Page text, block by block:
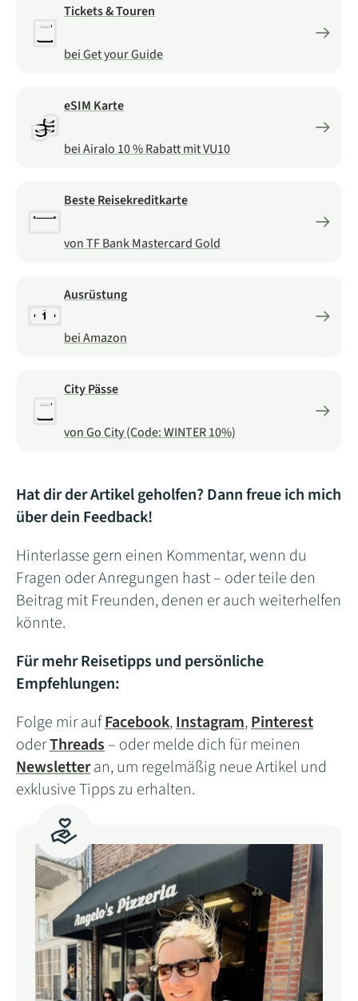
Tickets & Touren
bei Get your Guide
eSIM Karte
bei Airalo 10 % Rabatt mit VU10
Beste Reisekreditkarte
von TF Bank Mastercard Gold
Ausrüstung
bei Amazon
City Pässe
von Go City (Code: WINTER 10%)
Hat dir der Artikel geholfen? Dann freue ich mich
über dein Feedback!
Hinterlasse gern einen Kommentar, wenn du
Fragen oder Anregungen hast – oder teile den
Beitrag mit Freunden, denen er auch weiterhelfen
könnte.
Für mehr Reisetipps und persönliche
Empfehlungen:
Folge mir aufFacebook,Instagram,Pinterest
oderThreads– oder melde dich für meinen
Newsletteran, um regelmäßig neue Artikel und
exklusive Tipps zu erhalten.